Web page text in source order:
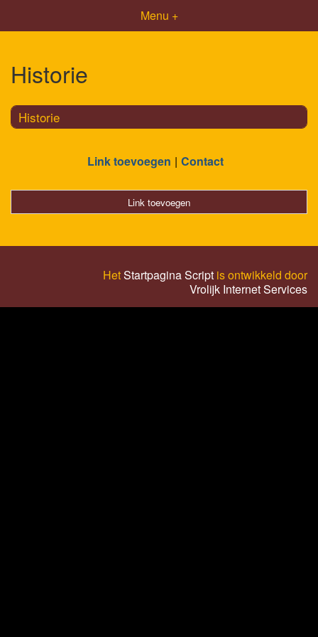
Menu +
Historie
Historie
Link toevoegen Contact
Link toevoegen
HetStartpagina Script is ontwikkeld door
Vrolijk Internet Services